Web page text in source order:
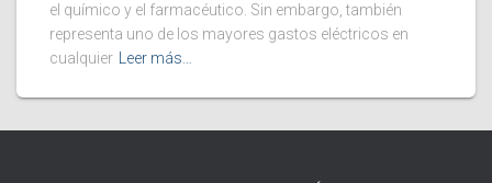
el químico y el farmacéutico. Sin embargo, también
representa uno de los mayores gastos eléctricos en
cualquier
Leer más…